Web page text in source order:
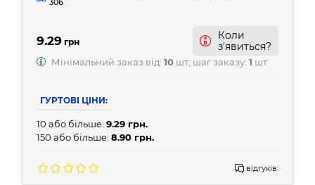
306
9.29 грн
Коли
з'явиться?
Мінімальний заказ від: 10 шт; шаг заказу: 1 шт
ГУРТОВІ ЦІНИ:
10 або більше: 9.29 грн.
150 або більше: 8.90 грн.
відгуків: